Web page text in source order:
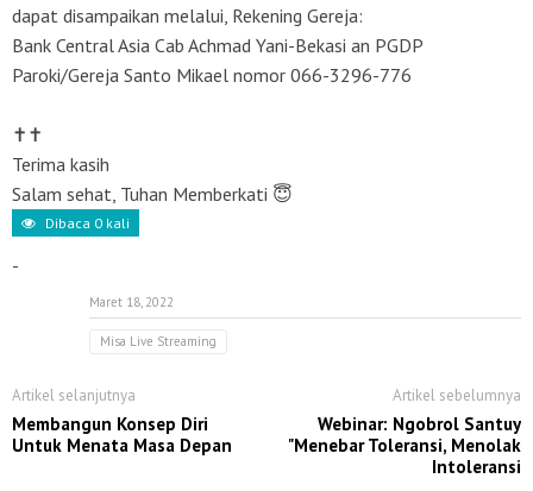
dapat disampaikan melalui, Rekening Gereja:
Bank Central Asia Cab Achmad Yani-Bekasi an PGDP
Paroki/Gereja Santo Mikael nomor 066-3296-776
✝✝
Terima kasih
Salam sehat, Tuhan Memberkati 😇
Dibaca 0 kali
-
Maret 18, 2022
Misa Live Streaming
Artikel selanjutnya
Membangun Konsep Diri
Untuk Menata Masa Depan
Artikel sebelumnya
Webinar: Ngobrol Santuy
"Menebar Toleransi, Menolak
Intoleransi